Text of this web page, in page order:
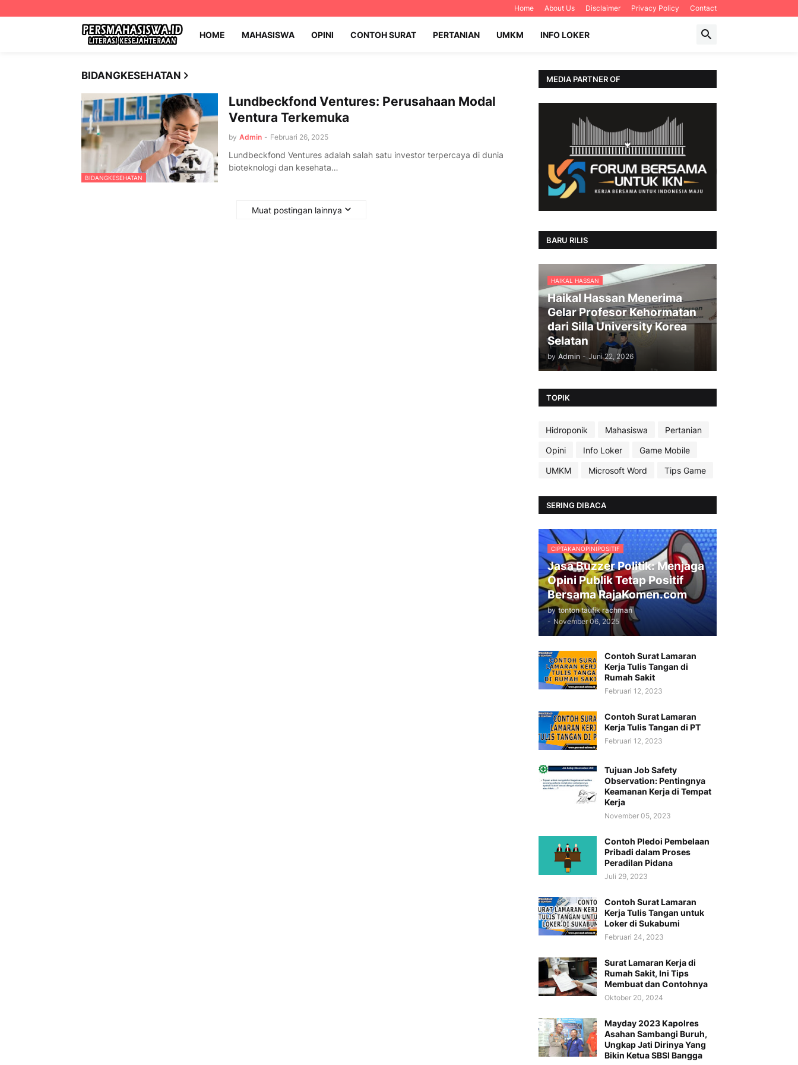
Home About Us Disclaimer Privacy Policy Contact
HOME MAHASISWA OPINI CONTOH SURAT PERTANIAN UMKM INFO LOKER
BIDANGKESEHATAN
BIDANGKESEHATAN
Lundbeckfond Ventures: Perusahaan Modal
Ventura Terkemuka
by Admin - Februari 26, 2025
Lundbeckfond Ventures adalah salah satu investor terpercaya di dunia
bioteknologi dan kesehata…
Muat postingan lainnya
MEDIA PARTNER OF
BARU RILIS
HAIKAL HASSAN
Haikal Hassan Menerima
Gelar Profesor Kehormatan
dari Silla University Korea
Selatan
by Admin - Juni 22, 2026
TOPIK
Hidroponik Mahasiswa
Pertanian
Opini
Info Loker
Game Mobile
UMKM
Microsoft Word Tips Game
SERING DIBACA
CIPTAKANOPINIPOSITIF
Jasa Buzzer Politik: Menjaga
Opini Publik Tetap Positif
Bersama RajaKomen.com
by tonton taufik rachman
- November 06, 2025
Contoh Surat Lamaran
Kerja Tulis Tangan di
Rumah Sakit
Februari 12, 2023
Contoh Surat Lamaran
Kerja Tulis Tangan di PT
Februari 12, 2023
Tujuan Job Safety
Observation: Pentingnya
Keamanan Kerja di Tempat
Kerja
November 05, 2023
Contoh Pledoi Pembelaan
Pribadi dalam Proses
Peradilan Pidana
Juli 29, 2023
Contoh Surat Lamaran
Kerja Tulis Tangan untuk
Loker di Sukabumi
Februari 24, 2023
Surat Lamaran Kerja di
Rumah Sakit, Ini Tips
Membuat dan Contohnya
Oktober 20, 2024
Mayday 2023 Kapolres
Asahan Sambangi Buruh,
Ungkap Jati Dirinya Yang
Bikin Ketua SBSI Bangga